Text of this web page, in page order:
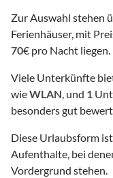
Zur Auswahl stehen
Ferienhäuser, mit
70€ pro Nacht liegen.
Viele Unterkünfte
wieWLAN, und 1
besonders gut
Diese Urlaubsform
Aufenthalte, bei
Vordergrund stehen.